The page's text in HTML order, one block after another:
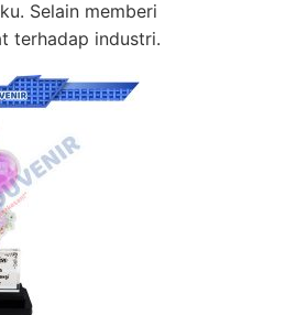
Selain memberi
terhadap industri.